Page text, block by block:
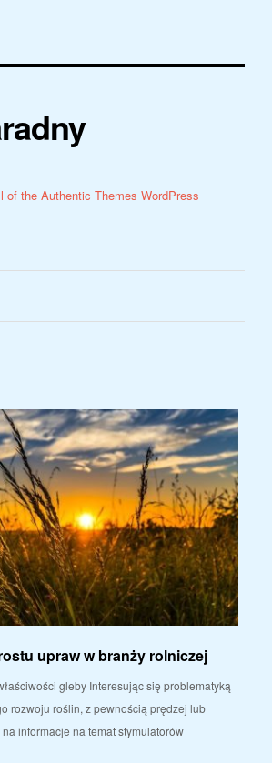
upraw w branży rolniczej
gleby Interesując się problematyką
rozwoju roślin, z pewnością prędzej lub
informacje na temat stymulatorów